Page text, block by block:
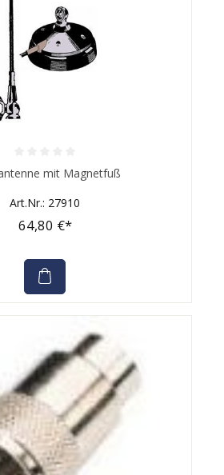
von 0 von 5 Sternen
mit Magnetfuß
Art.Nr.: 27910
64,80 €*